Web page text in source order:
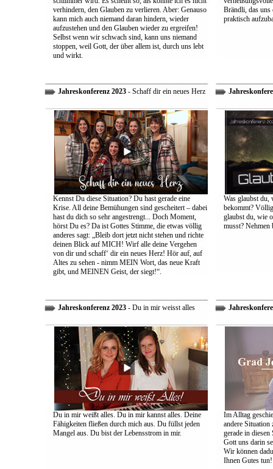
verhindern, den Glauben zu verlieren. Aber: Genauso
kann mich auch niemand daran hindern, wieder
aufzustehen und den Glauben wieder zu ergreifen!
Selbst wenn wir schwach sind, kann uns niemand
stoppen, weil Gott, der über allem ist, durch uns lebt
und wirkt.
Brändli, das uns
praktisch
Jahreskonferenz 2023- Schaff dir ein neues Herz
Kennst Du diese Situation? Du hast gerade eine
Krise. All deine Bemühungen sind gescheitert – dabei
hast du dich so sehr angestrengt... Doch Moment,
hörst Du es? Da ist Gottes Stimme, die etwas völlig
anderes sagt: „Bleib dort jetzt nicht stehen und richte
deinen Blick auf MICH! Wirf alle deine Vergehen
von dir und schaff‘ dir ein neues Herz! Hör auf, auf
Altes zu sehen - nimm MEIN Wort, das neue Kraft
gibt, und MEINEN Geist, der siegt!“.
Was glaubst du,
bekommt?
glaubst du, wie
musst? Nehmen
Jahreskonferenz 2023- Du in mir weisst alles
Du in mir weißt alles. Du in mir kannst alles. Deine
Fähigkeiten fließen durch mich aus. Du füllst jeden
Mangel aus. Du bist der Lebensstrom in mir.
Im Alltag
andere
gerade in
Gott uns darin
Wir können
Ihnen Gutes tun!